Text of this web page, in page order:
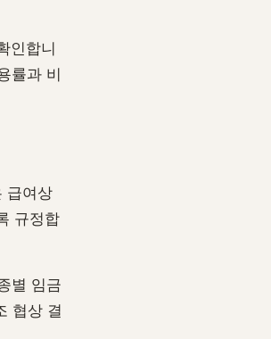
인합니
률과 비
급여상
규정합
별 임금
협상 결